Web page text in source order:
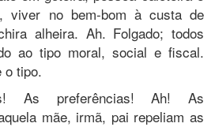
viver no bem-bom à custa de
alheira. Ah. Folgado; todos
ao tipo moral, social e fiscal.
o tipo.
As preferências! Ah! As
mãe, irmã, pai repeliam as